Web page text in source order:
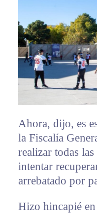
Ahora, dijo, es
la Fiscalía
realizar todas
intentar
arrebatado por
Hizo hincapié